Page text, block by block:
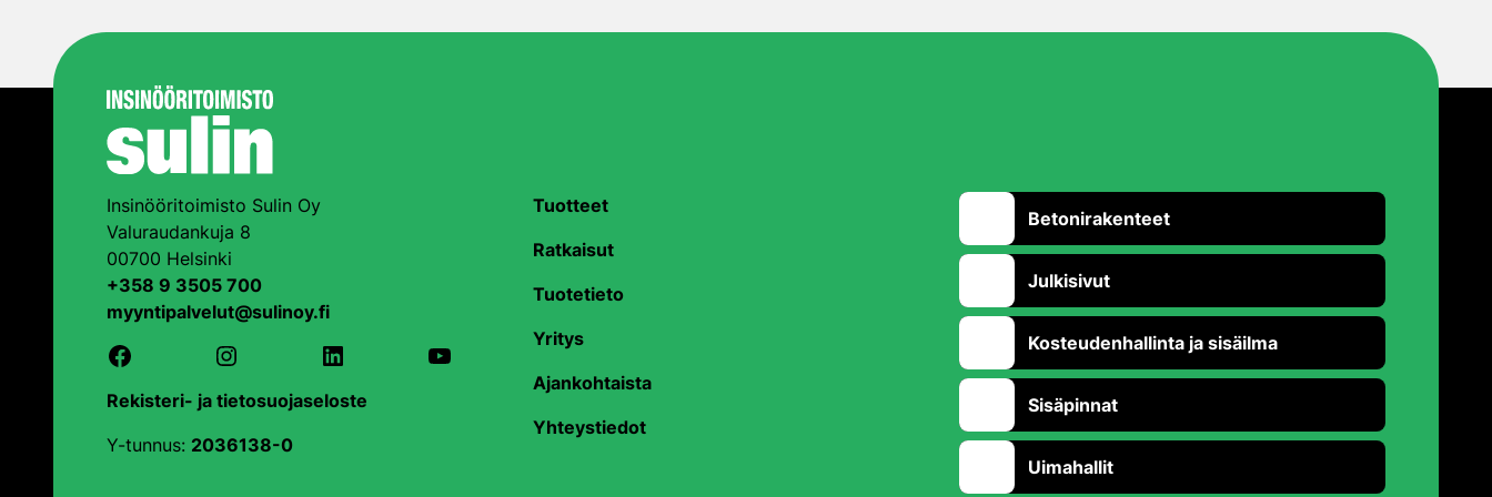
Insinööritoimisto Sulin Oy
Valuraudankuja 8
00700 Helsinki
+358 9 3505 700
myyntipalvelut@sulinoy.fi
Facebook
Instagram LinkedIn YouTube
Rekisteri- ja tietosuojaseloste
Y-tunnus: 2036138-0
Tuotteet
Ratkaisut
Tuotetieto
Yritys
Ajankohtaista
Yhteystiedot
Betonirakenteet
Julkisivut
Kosteudenhallinta ja sisäilma
Sisäpinnat
Uimahallit